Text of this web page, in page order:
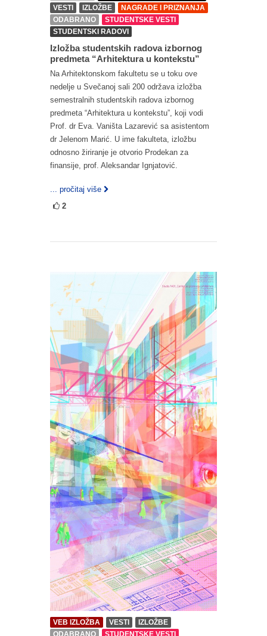
VESTI
IZLOŽBE
NAGRADE I PRIZNANJA
ODABRANO
STUDENTSKE VESTI
STUDENTSKI RADOVI
Izložba studentskih radova izbornog
predmeta “Arhitektura u kontekstu”
Na Arhitektonskom fakultetu se u toku ove
nedelje u Svečanoj sali 200 održava izložba
semestralnih studentskih radova izbornog
predmeta “Arhitektura u kontekstu”, koji vodi
Prof. dr Eva. Vaništa Lazarević sa asistentom
dr Jelenom Marić. U ime fakulteta, izložbu
odnosno žiriranje je otvorio Prodekan za
finansije, prof. Aleksandar Ignjatović.
... pročitaj više
2
VEB IZLOŽBA VESTI
IZLOŽBE
ODABRANO
STUDENTSKE VESTI